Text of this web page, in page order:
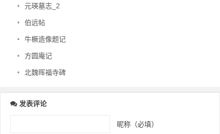
• 元瑛墓志_2
• 伯远帖
• 牛橛造像题记
• 方圆庵记
• 北魏晖福寺碑
发表评论
昵称（必填）